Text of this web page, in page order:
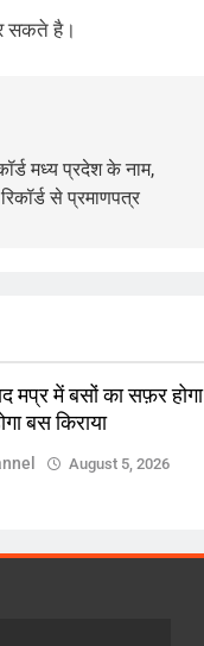
सकते है।
मध्य प्रदेश के नाम,
से प्रमाणपत्र
मप्र में बसों का सफ़र होगा
बस किराया
August 5, 2026
में बसों का सफ़र होगा
बस किराया